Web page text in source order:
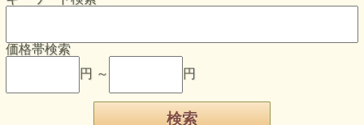
価格帯検索
円 ～
円